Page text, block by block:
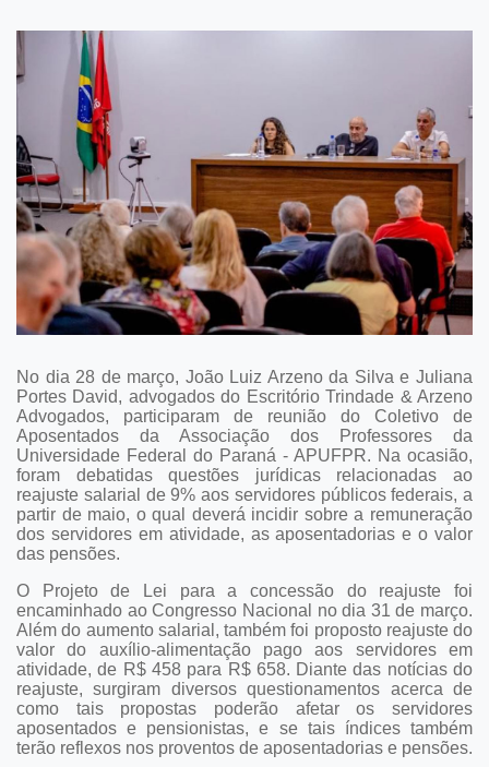
No dia 28 de março, João Luiz Arzeno da Silva e Juliana
Portes David, advogados do Escritório Trindade & Arzeno
Advogados, participaram de reunião do Coletivo de
Aposentados da Associação dos Professores da
Universidade Federal do Paraná - APUFPR. Na ocasião,
foram debatidas questões jurídicas relacionadas ao
reajuste salarial de 9% aos servidores públicos federais, a
partir de maio, o qual deverá incidir sobre a remuneração
dos servidores em atividade, as aposentadorias e o valor
das pensões.
O Projeto de Lei para a concessão do reajuste foi
encaminhado ao Congresso Nacional no dia 31 de março.
Além do aumento salarial, também foi proposto reajuste do
valor do auxílio-alimentação pago aos servidores em
atividade, de R$ 458 para R$ 658. Diante das notícias do
reajuste, surgiram diversos questionamentos acerca de
como tais propostas poderão afetar os servidores
aposentados e pensionistas, e se tais índices também
terão reflexos nos proventos de aposentadorias e pensões.